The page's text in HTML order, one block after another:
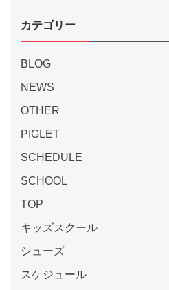
カテゴリー
BLOG
NEWS
OTHER
PIGLET
SCHEDULE
SCHOOL
TOP
キッズスクール
シューズ
スケジュール